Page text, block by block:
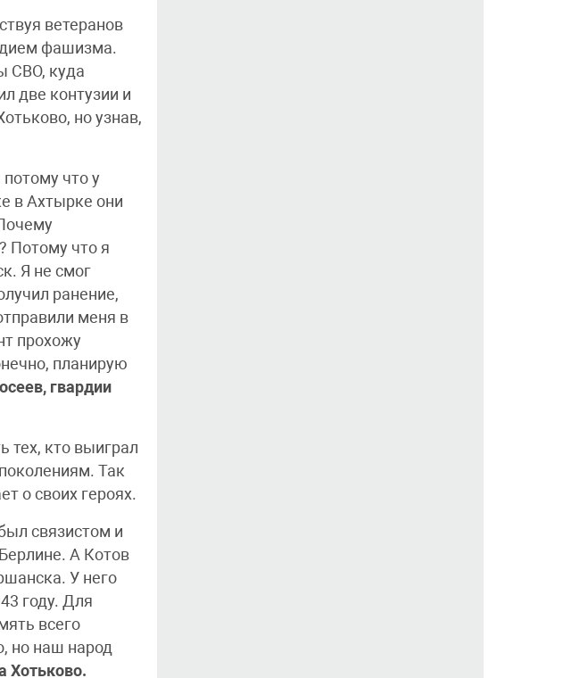
ветеранов
фашизма.
СВО, куда
две контузии и
но узнав,
что у
в Ахтырке они
Потому что я
Я не смог
ранение,
меня в
прохожу
планирую
гвардии
тех, кто выиграл
Так
о своих героях.
связистом и
А Котов
У него
году. Для
всего
но наш народ
Хотьково.